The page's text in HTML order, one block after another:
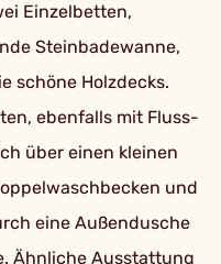
Einzelbetten,
Steinbadewanne,
schöne Holzdecks.
ebenfalls mit Fluss-
über einen kleinen
und
eine Außendusche
Ähnliche Ausstattung